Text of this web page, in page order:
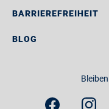
BARRIEREFREIHEIT
BLOG